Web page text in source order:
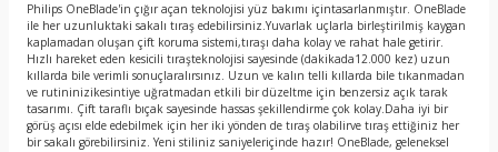
Philips OneBlade'in çığır açan teknolojisi yüz bakımı içintasarlanmıştır. OneBlade
ile her uzunluktaki sakalı tıraş edebilirsiniz.Yuvarlak uçlarla birleştirilmiş kaygan
kaplamadan oluşan çift koruma sistemi,tıraşı daha kolay ve rahat hale getirir.
Hızlı hareket eden kesicili tıraşteknolojisi sayesinde (dakikada12.000 kez) uzun
kıllarda bile verimli sonuçlaralırsınız. Uzun ve kalın telli kıllarda bile tıkanmadan
ve rutininizikesintiye uğratmadan etkili bir düzeltme için benzersiz açık tarak
tasarımı. Çift taraflı bıçak sayesinde hassas şekillendirme çok kolay.Daha iyi bir
görüş açısı elde edebilmek için her iki yönden de tıraş olabilirve tıraş ettiğiniz her
bir sakalı görebilirsiniz. Yeni stiliniz saniyeleriçinde hazır! OneBlade, geleneksel